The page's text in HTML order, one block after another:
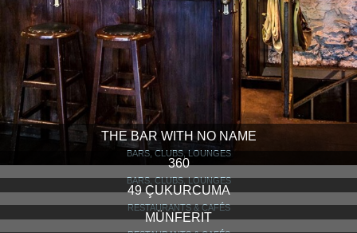
THE BAR WITH NO NAME
BARS, CLUBS, LOUNGES